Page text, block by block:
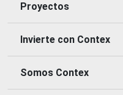
Proyectos
Invierte con Contex
Somos Contex